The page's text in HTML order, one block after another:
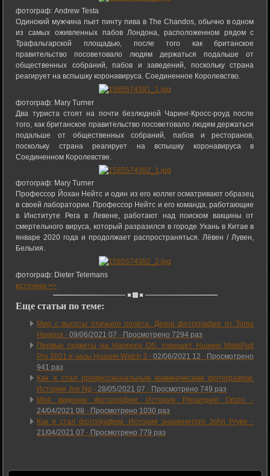
фотограф: Andrew Testa
Одинокий мужчина пьет пинту пива в The Chandos, обычно в одном
из самых оживленных пабов Лондона, расположенном рядом с
Трафальгарской площадью, после того как британское
правительство посоветовало людям держаться подальше от
общественных собраний, пабов и заведений, поскольку страна
реагирует на вспышку коронавируса. Соединенное Королевство.
фотограф: Mary Turner
Два туриста стоят на почти безлюдной Чаринг-Кросс-роуд после
того, как британское правительство посоветовало людям держаться
подальше от общественных собраний, пабов и ресторанов,
поскольку страна реагирует на вспышку коронавируса в
Соединенном Королевстве.
фотограф: Mary Turner
Профессор Йохан Нейтс и один из его коллег осматривают образец
в своей лаборатории. Профессор Нейтс и его команда, работающие
в Институте Рега в Левене, работают над поиском вакцины от
смертельного вируса, который разразился в городе Ухань в Китае в
январе 2020 года и продолжает распространяться. Лёвен / Лувен,
Бельгия.
фотограф: Dieter Telemans
источник >>
Еще статьи по теме:
Мир с высоты птичьего полета. Декор фотография от Toma
Hegena -09/06/2021 07 - Просмотрено 7294 раз
Первые гаджеты на Harmony OS: планшет Huawei MatePad
Pro 2021 и часы Huawei Watch 3 -02/06/2021 12 - Просмотрено
941 раз
Как я стал профессиональным коммерческим фотографом.
История Joe Ng -28/05/2021 07 - Просмотрено 749 раз
Моё видение фотографии. История Pierangelo Orizio -
24/04/2021 08 - Просмотрено 1030 раз
Как я стал фотографом. История знаменитого John Pryke -
21/04/2021 07 - Просмотрено 779 раз